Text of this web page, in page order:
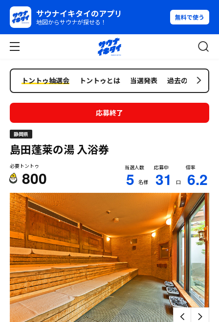
サウナイキタイのアプリ
地図からサウナが探せる！
無料で使う
トントゥ抽選会 トントゥとは 当選発表 過去の抽選会
応募終了
静岡県
島田蓬莱の湯 入浴券
必要トントゥ
800
当選人数
5 名様
応募中
31 口
倍率
6.2